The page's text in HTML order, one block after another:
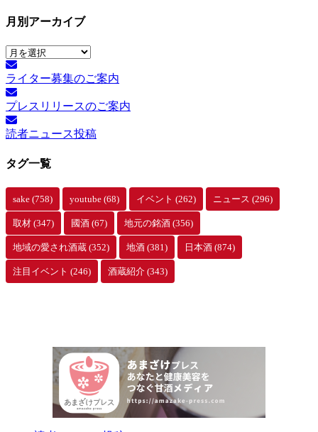
月別アーカイブ
月
別
ア
ー
カ
イ
ブ
ライター募集のご案内
プレスリリースのご案内
読者ニュース投稿
タグ一覧
sake (758) youtube (68) イベント (262) ニュース (296)
取材 (347) 國酒 (67) 地元の銘酒 (356)
地域の愛され酒蔵 (352) 地酒 (381) 日本酒 (874)
注目イベント (246) 酒蔵紹介 (343)